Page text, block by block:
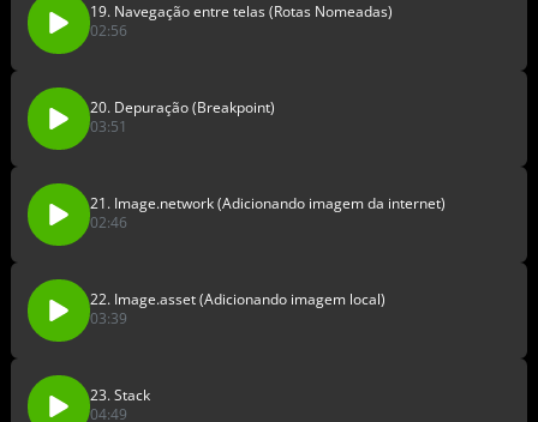
19. Navegação entre telas (Rotas Nomeadas)
02:56
20. Depuração (Breakpoint)
03:51
21. Image.network (Adicionando imagem da internet)
02:46
22. Image.asset (Adicionando imagem local)
03:39
23. Stack
04:49